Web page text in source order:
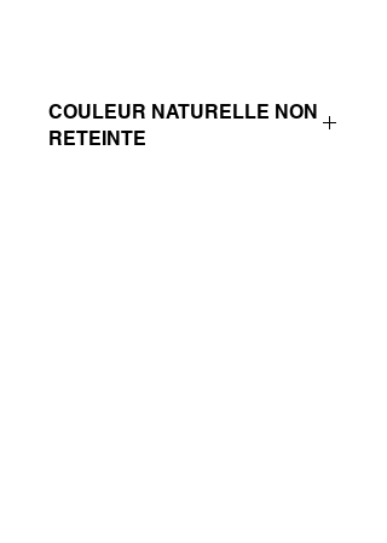
COULEUR NATURELLE NON
RETEINTE